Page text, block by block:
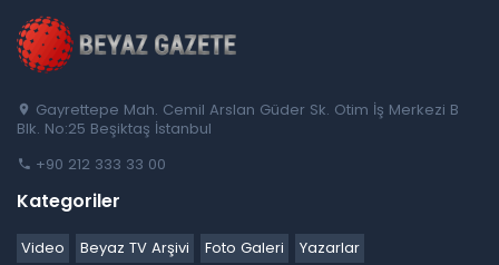
Gayrettepe Mah. Cemil Arslan Güder Sk. Otim İş Merkezi B
Blk. No:25 Beşiktaş İstanbul
+90 212 333 33 00
Kategoriler
Video Beyaz TV Arşivi Foto Galeri
Yazarlar